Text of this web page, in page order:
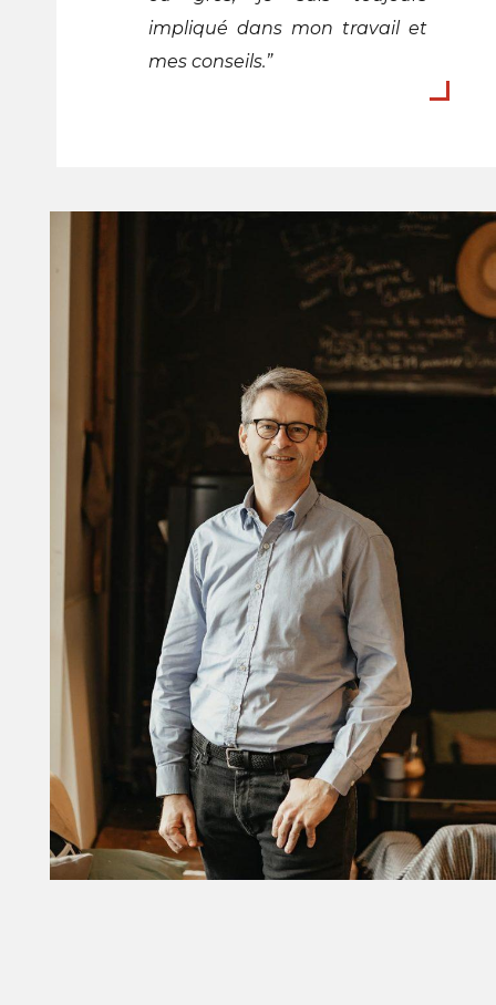
impliqué dans mon travail et
mes conseils.”